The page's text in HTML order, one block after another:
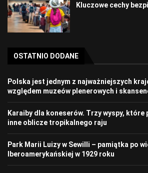
Kluczowe cechy
OSTATNIO DODANE
Polska jest jednym z najważniejszych
względem muzeów plenerowych i
Karaiby dla koneserów. Trzy wyspy, które
inne oblicze tropikalnego raju
Park Marii Luizy w Sewilli – pamiątka po
Iberoamerykańskiej w 1929 roku